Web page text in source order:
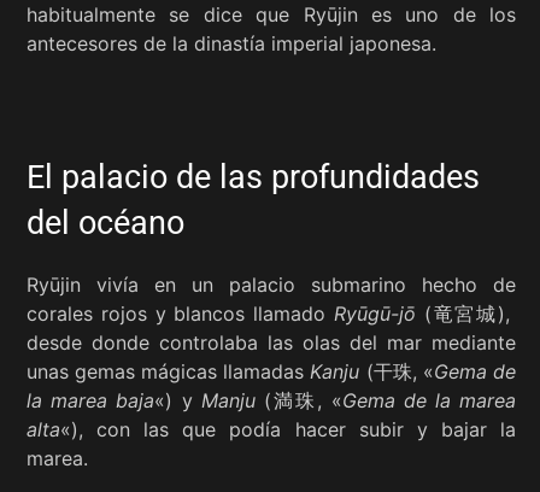
habitualmente se dice que Ryūjin es uno de los
antecesores de la dinastía imperial japonesa.
El palacio de las profundidades
del océano
Ryūjin vivía en un palacio submarino hecho de
corales rojos y blancos llamado Ryūgū-jō (竜宮城),
desde donde controlaba las olas del mar mediante
unas gemas mágicas llamadas Kanju (干珠, «Gema de
la marea baja«) y Manju(満珠, «Gema de la marea
alta«), con las que podía hacer subir y bajar la
marea.